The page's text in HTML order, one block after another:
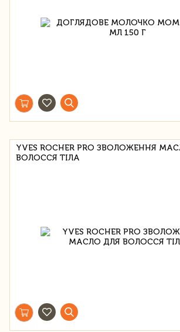
YVES ROCHER PRO ЗВОЛОЖЕННЯ
ВОЛОССЯ ТІЛА